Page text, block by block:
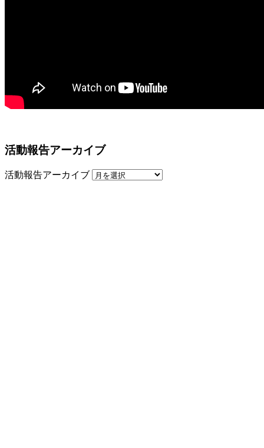
活動報告アーカイブ
活動報告アーカイブ